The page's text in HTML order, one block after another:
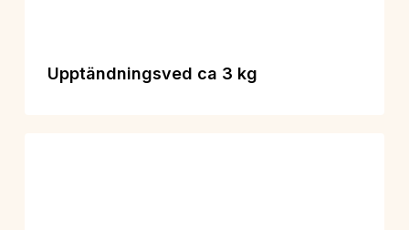
Upptändningsved ca 3 kg